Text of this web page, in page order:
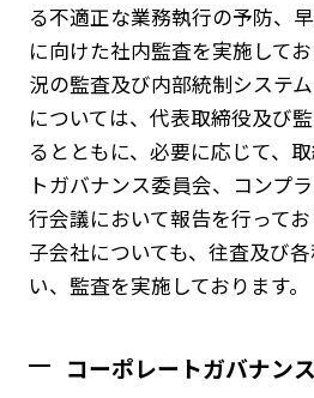
る不適正な業務執行の予防、
に向けた社内監査を実施して
況の監査及び内部統制システ
については、代表取締役及び
るとともに、必要に応じて、
トガバナンス委員会、コンプ
行会議において報告を行って
子会社についても、往査及び
い、監査を実施しております。
コーポレートガバナン